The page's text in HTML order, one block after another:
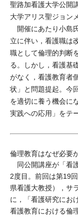
聖路加看護大学公開
大学アリス聖ジョン
開催にあたり小島
立に伴い，看護職は
職として倫理的判断
る。しかし，看護基
がなく，看護教育者
状」と問題提起。今
を適切に養う機会に
実践への応用」をテ
倫理教育はなぜ必要
同公開講座が「看
2度目。前回は第19
県看護大教授），サ
に，「看護研究にお
看護教育における倫